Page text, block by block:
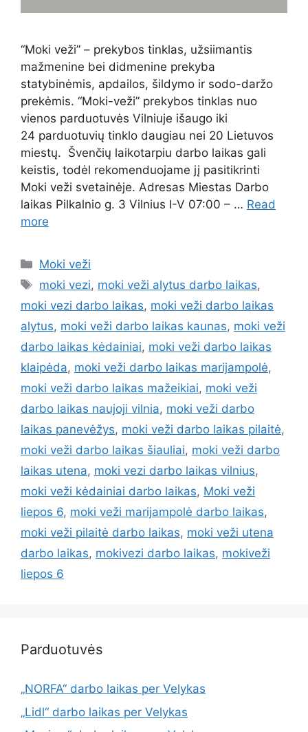
“Moki veži” – prekybos tinklas, užsiimantis
mažmenine bei didmenine prekyba
statybinėmis, apdailos, šildymo ir sodo-daržo
prekėmis. “Moki-veži” prekybos tinklas nuo
vienos parduotuvės Vilniuje išaugo iki
24 parduotuvių tinklo daugiau nei 20 Lietuvos
miestų. Švenčių laikotarpiu darbo laikas gali
keistis, todėl rekomenduojame jį pasitikrinti
Moki veži svetainėje. Adresas Miestas Darbo
laikas Pilkalnio g. 3 Vilnius I-V 07:00 – … Read
more
Moki veži
moki vezi, moki veži alytus darbo laikas,
moki vezi darbo laikas, moki veži darbo laikas
alytus, moki veži darbo laikas kaunas, moki veži
darbo laikas kėdainiai, moki veži darbo laikas
klaipėda, moki veži darbo laikas marijampolė,
moki veži darbo laikas mažeikiai, moki veži
darbo laikas naujoji vilnia, moki veži darbo
laikas panevėžys, moki veži darbo laikas pilaitė,
moki veži darbo laikas šiauliai, moki veži darbo
laikas utena, moki vezi darbo laikas vilnius,
moki veži kėdainiai darbo laikas, Moki veži
liepos 6, moki veži marijampolė darbo laikas,
moki veži pilaitė darbo laikas, moki veži utena
darbo laikas, mokivezi darbo laikas, mokiveži
liepos 6
Parduotuvės
„NORFA“ darbo laikas per Velykas
„Lidl“ darbo laikas per Velykas